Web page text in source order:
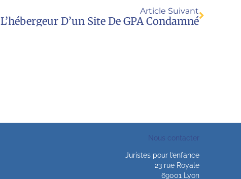
Article Suivant
L’hébergeur D’un Site De GPA Condamné
Nous contacter
Juristes pour l’enfance
23 rue Royale
69001 Lyon